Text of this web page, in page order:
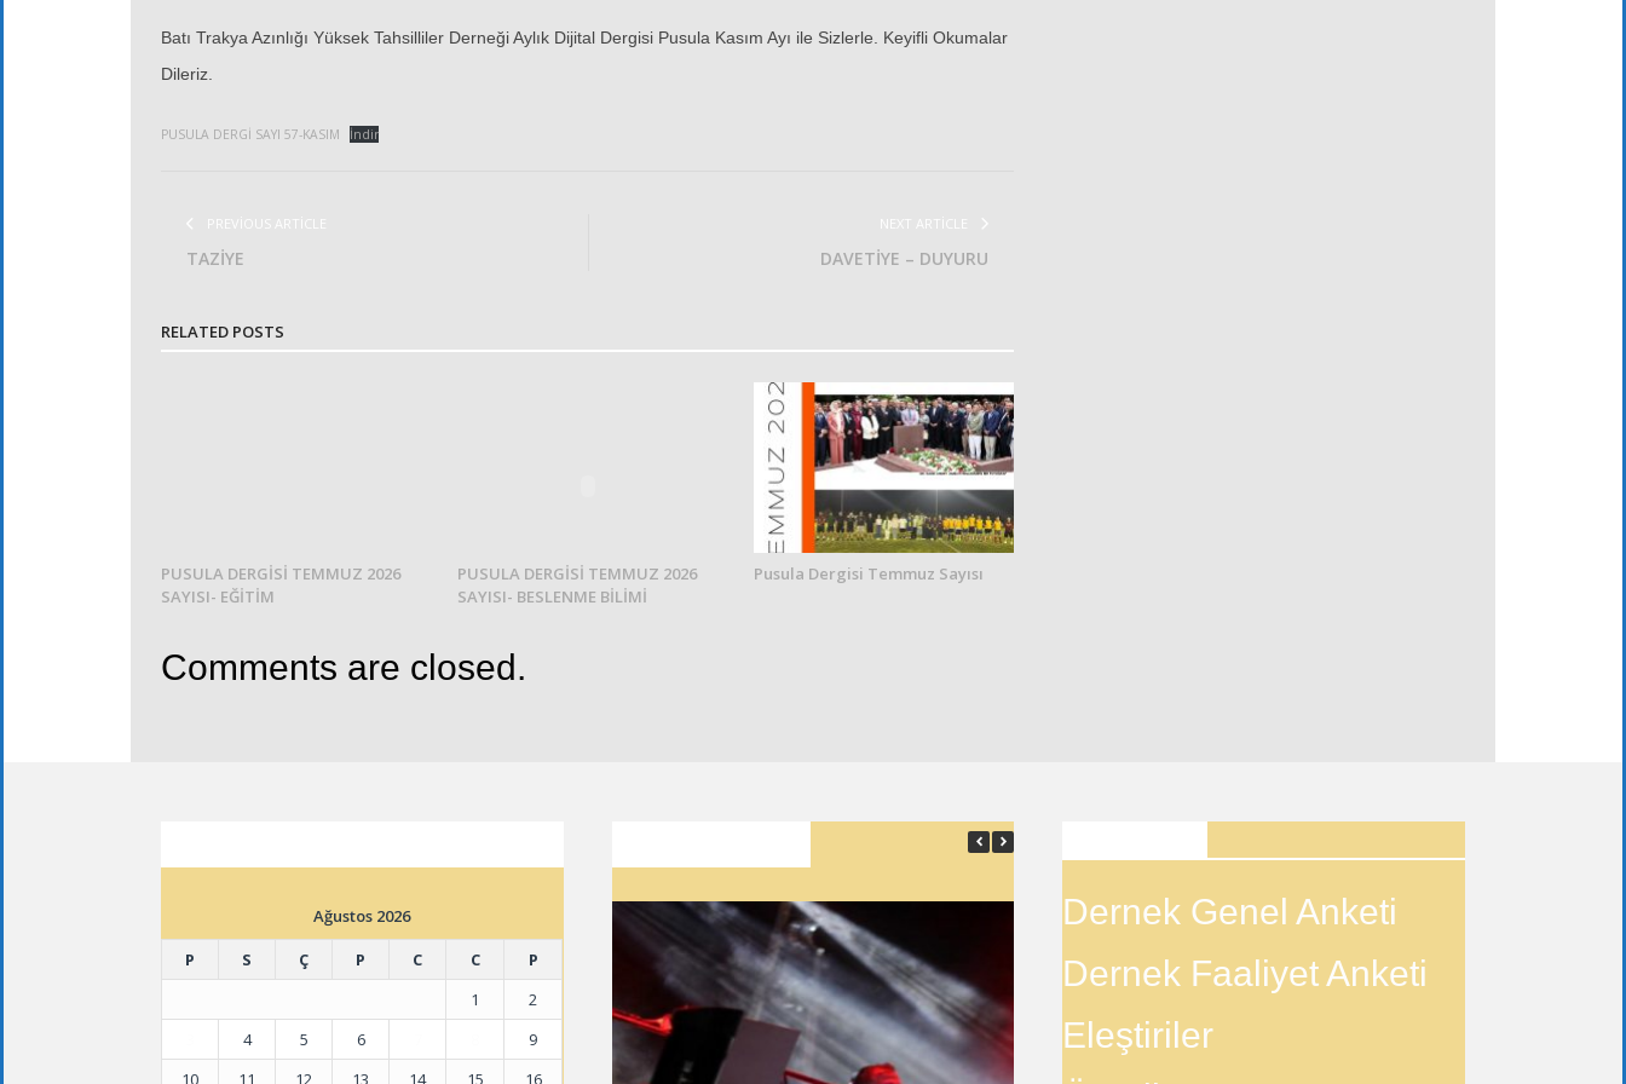
Batı Trakya Azınlığı Yüksek Tahsilliler Derneği Aylık Dijital Dergisi Pusula Kasım Ayı ile Sizlerle. Keyifli Okumalar
Dileriz.
PUSULA DERGİ SAYI 57-KASIM İndir
PREVIOUS ARTICLE
TAZİYE
NEXT ARTICLE
DAVETİYE – DUYURU
RELATED POSTS
PUSULA DERGİSİ TEMMUZ 2026
SAYISI- EĞİTİM
PUSULA DERGİSİ TEMMUZ 2026
SAYISI- BESLENME BİLİMİ
Pusula Dergisi Temmuz Sayısı
Comments are closed.
Ağustos 2026
P
S Ç P C C
P
1
2
4 5 6
9
10
11 12 13 14 15 16
Dernek Genel Anketi
Dernek Faaliyet Anketi
Eleştiriler